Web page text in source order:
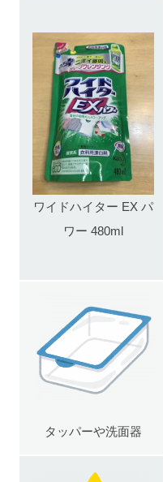
ワイドハイター EX パ
ワー 480ml
タッパーや洗面器